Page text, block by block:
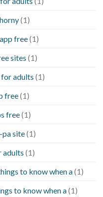
(1)
free(1)
sites (1)
adults (1)
free(1)
free(1)
site(1)
adults (1)
to know when a(1)
to know when a(1)